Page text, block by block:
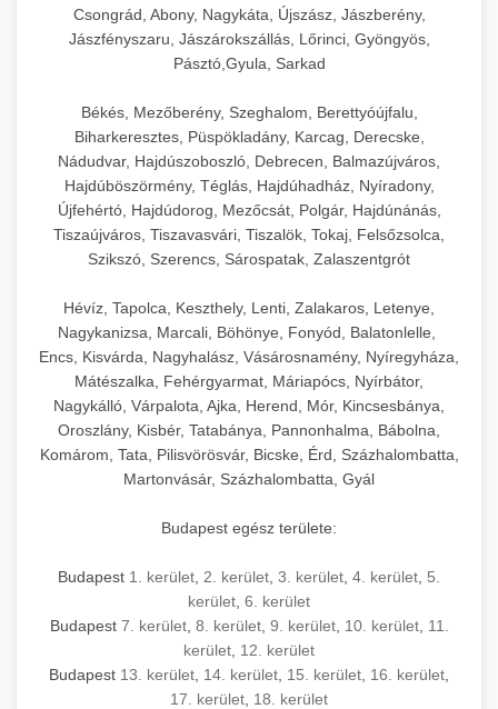
Csongrád, Abony, Nagykáta, Újszász, Jászberény,
Jászfényszaru, Jászárokszállás, Lőrinci, Gyöngyös,
Pásztó,Gyula, Sarkad
Békés, Mezőberény, Szeghalom, Berettyóújfalu,
Biharkeresztes, Püspökladány, Karcag, Derecske,
Nádudvar, Hajdúszoboszló, Debrecen, Balmazújváros,
Hajdúböszörmény, Téglás, Hajdúhadház, Nyíradony,
Újfehértó, Hajdúdorog, Mezőcsát, Polgár, Hajdúnánás,
Tiszaújváros, Tiszavasvári, Tiszalök, Tokaj, Felsőzsolca,
Szikszó, Szerencs, Sárospatak, Zalaszentgrót
Hévíz, Tapolca, Keszthely, Lenti, Zalakaros, Letenye,
Nagykanizsa, Marcali, Böhönye, Fonyód, Balatonlelle,
Encs, Kisvárda, Nagyhalász, Vásárosnamény, Nyíregyháza,
Mátészalka, Fehérgyarmat, Máriapócs, Nyírbátor,
Nagykálló, Várpalota, Ajka, Herend, Mór, Kincsesbánya,
Oroszlány, Kisbér, Tatabánya, Pannonhalma, Bábolna,
Komárom, Tata, Pilisvörösvár, Bicske, Érd, Százhalombatta,
Martonvásár, Százhalombatta, Gyál
Budapest egész területe:
Budapest 1. kerület 2. kerület 3. kerület 4. kerület 5.
kerület 6. kerület
Budapest 7. kerület, 8. kerület, 9. kerület, 10. kerület, 11.
kerület 12. kerület
Budapest 13. kerület 14. kerület 15. kerület 16. kerület
17. kerület 18. kerület